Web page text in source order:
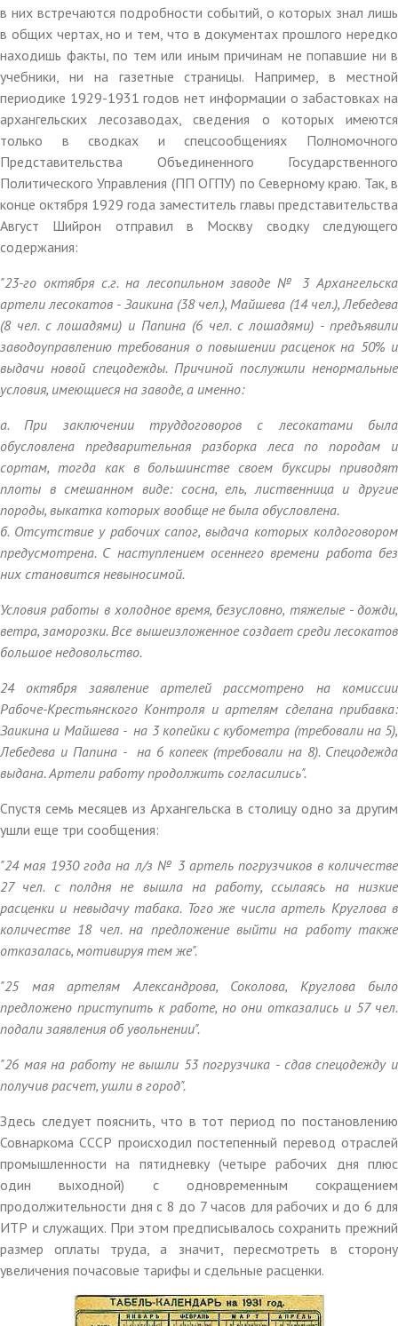
в них встречаются подробности событий, о которых знал лишь
в общих чертах, но и тем, что в документах прошлого нередко
находишь факты, по тем или иным причинам не попавшие ни в
учебники, ни на газетные страницы. Например, в местной
периодике 1929-1931 годов нет информации о забастовках на
архангельских лесозаводах, сведения о которых имеются
только в сводках и спецсообщениях Полномочного
Представительства Объединенного Государственного
Политического Управления (ПП ОГПУ) по Северному краю. Так, в
конце октября 1929 года заместитель главы представительства
Август Шийрон отправил в Москву сводку следующего
содержания:
"23-го октября с.г. на лесопильном заводе № 3 Архангельска
артели лесокатов - Заикина (38 чел.), Майшева (14 чел.), Лебедева
(8 чел. с лошадями) и Папина (6 чел. с лошадями) - предъявили
заводоуправлению требования о повышении расценок на 50% и
выдачи новой спецодежды. Причиной послужили ненормальные
условия, имеющиеся на заводе, а именно:
а. При заключении труддоговоров с лесокатами была
обусловлена предварительная разборка леса по породам и
сортам, тогда как в большинстве своем буксиры приводят
плоты в смешанном виде: сосна, ель, лиственница и другие
породы, выкатка которых вообще не была обусловлена.
б. Отсутствие у рабочих сапог, выдача которых колдоговором
предусмотрена. С наступлением осеннего времени работа без
них становится невыносимой.
Условия работы в холодное время, безусловно, тяжелые - дожди,
ветра, заморозки. Все вышеизложенное создает среди лесокатов
большое недовольство.
24 октября заявление артелей рассмотрено на комиссии
Рабоче-Крестьянского Контроля и артелям сделана прибавка:
Заикина и Майшева - на 3 копейки с кубометра (требовали на 5),
Лебедева и Папина - на 6 копеек (требовали на 8). Спецодежда
выдана. Артели работу продолжить согласились".
Спустя семь месяцев из Архангельска в столицу одно за другим
ушли еще три сообщения:
"24 мая 1930 года на л/з № 3 артель погрузчиков в количестве
27 чел. с полдня не вышла на работу, ссылаясь на низкие
расценки и невыдачу табака. Того же числа артель Круглова в
количестве 18 чел. на предложение выйти на работу также
отказалась, мотивируя тем же".
"25 мая артелям Александрова, Соколова, Круглова было
предложено приступить к работе, но они отказались и 57 чел.
подали заявления об увольнении".
"26 мая на работу не вышли 53 погрузчика - сдав спецодежду и
получив расчет, ушли в город".
Здесь следует пояснить, что в тот период по постановлению
Совнаркома СССР происходил постепенный перевод отраслей
промышленности на пятидневку (четыре рабочих дня плюс
один выходной) с одновременным сокращением
продолжительности дня с 8 до 7 часов для рабочих и до 6 для
ИТР и служащих. При этом предписывалось сохранить прежний
размер оплаты труда, а значит, пересмотреть в сторону
увеличения почасовые тарифы и сдельные расценки.